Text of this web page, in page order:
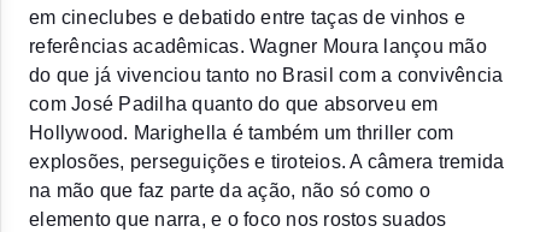
em cineclubes e debatido entre taças de vinhos e
referências acadêmicas. Wagner Moura lançou mão
do que já vivenciou tanto no Brasil com a convivência
com José Padilha quanto do que absorveu em
Hollywood. Marighella é também um thriller com
explosões, perseguições e tiroteios. A câmera tremida
na mão que faz parte da ação, não só como o
elemento que narra, e o foco nos rostos suados